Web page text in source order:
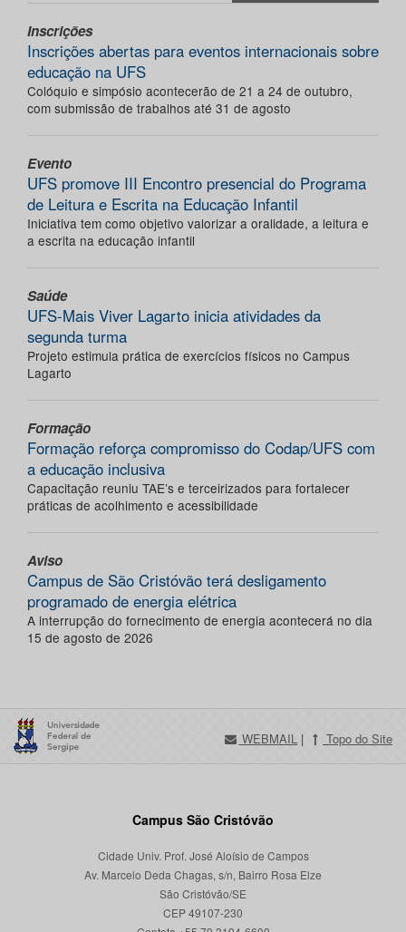
Inscrições
Inscrições abertas para eventos internacionais sobre
educação na UFS
Colóquio e simpósio acontecerão de 21 a 24 de outubro,
com submissão de trabalhos até 31 de agosto
Evento
UFS promove III Encontro presencial do Programa
de Leitura e Escrita na Educação Infantil
Iniciativa tem como objetivo valorizar a oralidade, a leitura e
a escrita na educação infantil
Saúde
UFS-Mais Viver Lagarto inicia atividades da
segunda turma
Projeto estimula prática de exercícios físicos no Campus
Lagarto
Formação
Formação reforça compromisso do Codap/UFS com
a educação inclusiva
Capacitação reuniu TAE’s e terceirizados para fortalecer
práticas de acolhimento e acessibilidade
Aviso
Campus de São Cristóvão terá desligamento
programado de energia elétrica
A interrupção do fornecimento de energia acontecerá no dia
15 de agosto de 2026
WEBMAIL | Topo do Site
Campus São Cristóvão
Cidade Univ. Prof. José Aloísio de Campos
Av. Marcelo Deda Chagas, s/n, Bairro Rosa Elze
São Cristóvão/SE
CEP 49107-230